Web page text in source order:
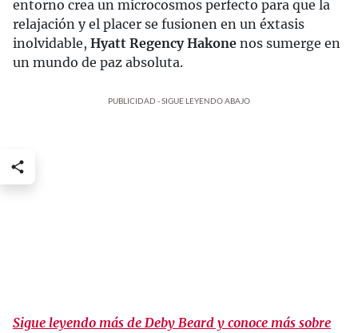
entorno crea un microcosmos perfecto para que la
relajación y el placer se fusionen en un éxtasis
inolvidable, Hyatt Regency Hakone nos sumerge en
un mundo de paz absoluta.
PUBLICIDAD - SIGUE LEYENDO ABAJO
Sigue leyendo más de Deby Beard y conoce más sobre